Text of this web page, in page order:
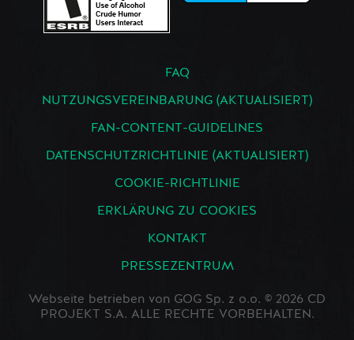
FAQ
NUTZUNGSVEREINBARUNG (AKTUALISIERT)
FAN-CONTENT-GUIDELINES
DATENSCHUTZRICHTLINIE (AKTUALISIERT)
COOKIE-RICHTLINIE
ERKLÄRUNG ZU COOKIES
KONTAKT
PRESSEZENTRUM
Webseite betrieben von GOG Sp. z o.o. © 2026 CD
PROJEKT S.A. ALLE RECHTE VORBEHALTEN.